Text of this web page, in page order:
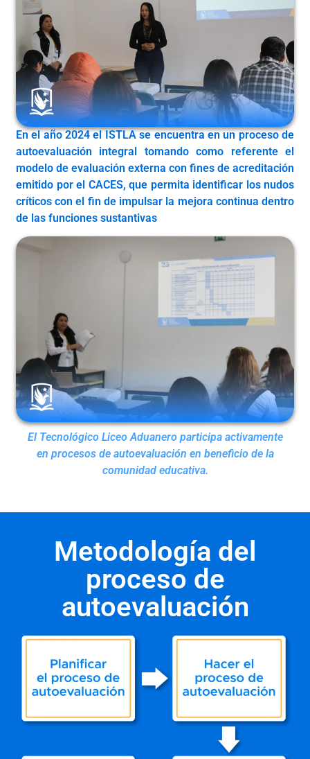
En el año 2024 el ISTLA se encuentra en un proceso de
autoevaluación integral tomando como referente el
modelo de evaluación externa con fines de acreditación
emitido por el CACES, que permita identificar los nudos
críticos con el fin de impulsar la mejora continua dentro
de las funciones sustantivas
El Tecnológico Liceo Aduanero participa activamente
en procesos de autoevaluación en beneficio de la
comunidad educativa.
Metodología del
proceso de
autoevaluación